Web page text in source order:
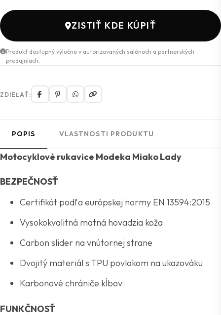
ZISTIŤ KDE KÚPIŤ
Produkt dostupný výlučne v autorizovaných salónoch a partnerských
predajniach.
ZDIEĽAŤ:
POPIS VLASTNOSTI PRODUKTU
Motocyklové rukavice Modeka Miako Lady
BEZPEČNOSŤ
Certifikát podľa európskej normy EN 13594:2015
Vysokokvalitná matná hovädzia koža
Carbon slider na vnútornej strane
Dvojitý materiál s TPU povlakom na ukazováku
Karbonové chrániče kĺbov
FUNKČNOSŤ